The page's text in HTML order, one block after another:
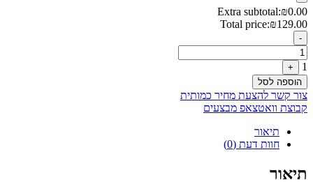
₪169.00.
₪129.00.Extra subtotal:₪0.00
Total price:₪129.00
Quantity
-
1
+
הוספה לסל
צור קשר להצעת מחיר כמותית
קבוצת וואטצאפ מבצעים
תיאור
חוות דעת (0)
תיאור